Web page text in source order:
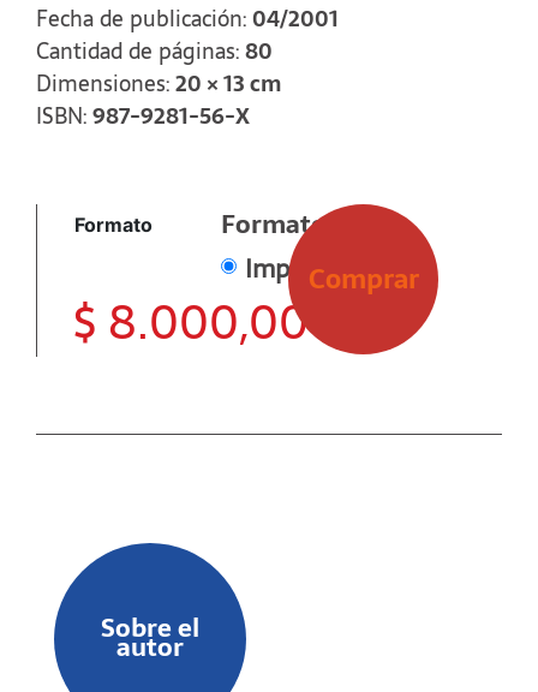
Fecha de publicación:04/2001
Cantidad de páginas:80
Dimensiones:20 × 13 cm
ISBN:987-9281-56-X
Formato
Formato
Impreso
$ 8.000,00
Comprar
Sobre el
autor